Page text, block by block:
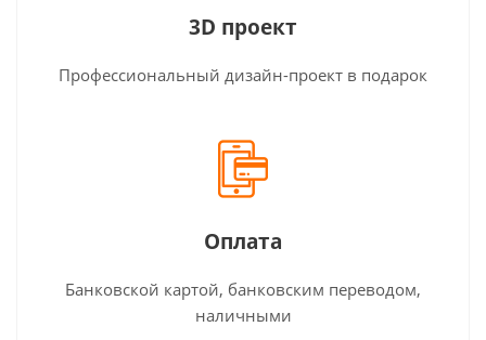
3D проект
Профессиональный дизайн-проект в подарок
Оплата
Банковской картой, банковским переводом,
наличными